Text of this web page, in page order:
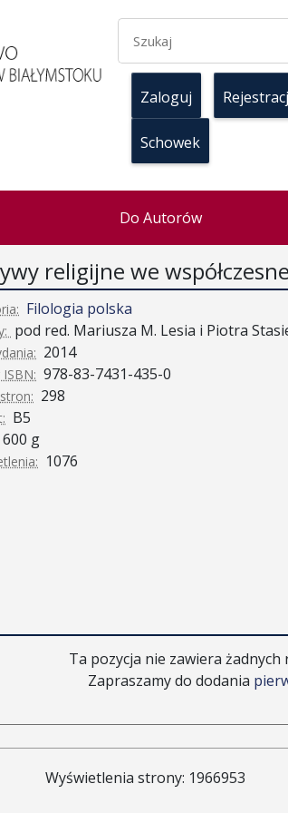
Zaloguj
Schowek
Do Autorów
religijne we
Filologia polska
pod red. Mariusza M. Lesia i Piotra
2014
978-83-7431-435-0
298
B5
600 g
1076
Ta pozycja nie zawiera żadnych
Zapraszamy do dodania
Wyświetlenia strony: 1966953